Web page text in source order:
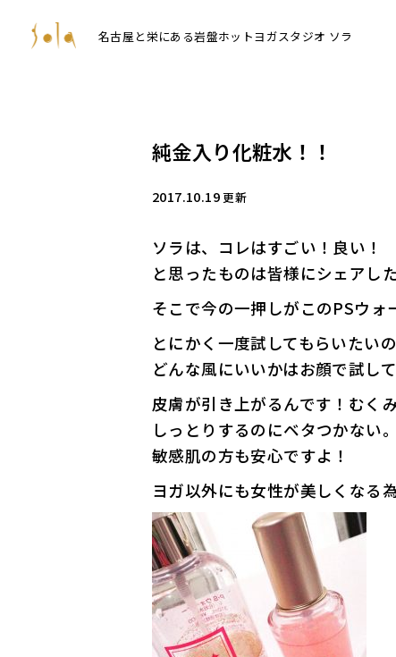
名古屋と栄にある岩盤ホットヨガスタジオ ソラ
純金入り化粧水！！
2017.10.19更新
ソラは、コレはすごい！良い！
と思ったものは皆様にシェアし
そこで今の一押しがこのPSウォ
とにかく一度試してもらいたい
どんな風にいいかはお顔で試し
皮膚が引き上がるんです！むく
しっとりするのにベタつかない。
敏感肌の方も安心ですよ！
ヨガ以外にも女性が美しくなる